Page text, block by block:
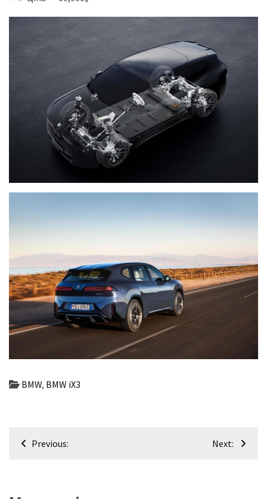
BMW, BMW iX3
Навігація
Previous: Next: